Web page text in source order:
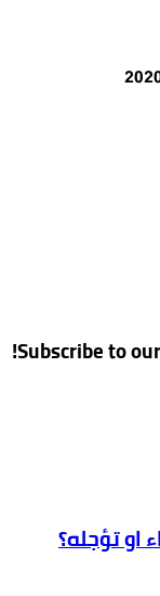
Subscribe to
او تؤجله؟